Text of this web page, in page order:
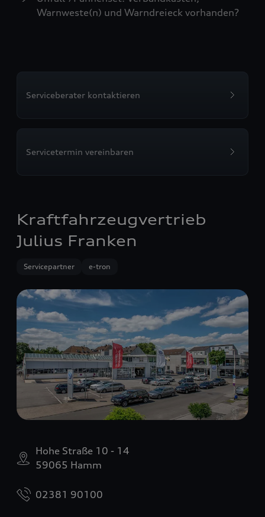
Warnweste(n) und Warndreieck vorhanden?
Serviceberater kontaktieren
Servicetermin vereinbaren
Kraftfahrzeugvertrieb
Julius Franken
Servicepartner e-tron
Hohe Straße 10 - 14
59065 Hamm
02381 90100